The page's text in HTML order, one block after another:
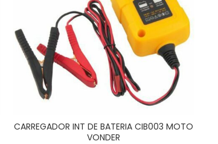
CARREGADOR INT DE BATERIA CIB003 MOTO
VONDER